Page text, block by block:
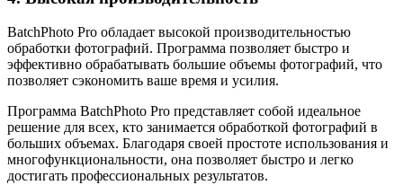
BatchPhoto Pro обладает высокой производительностью
обработки фотографий. Программа позволяет быстро и
эффективно обрабатывать большие объемы фотографий, что
позволяет сэкономить ваше время и усилия.
Программа BatchPhoto Pro представляет собой идеальное
решение для всех, кто занимается обработкой фотографий в
больших объемах. Благодаря своей простоте использования и
многофункциональности, она позволяет быстро и легко
достигать профессиональных результатов.